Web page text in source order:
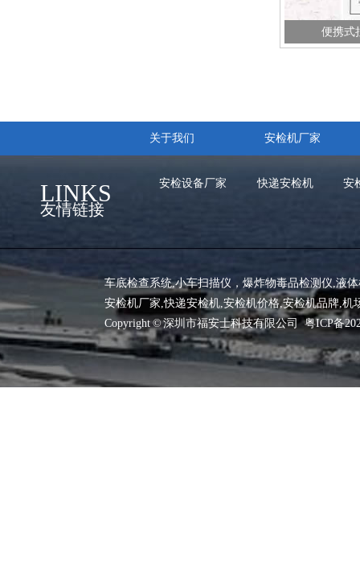
便携式
关于我们 安检机厂家
LINKS
友情链接
安检设备厂家 快递安检机 安
车底检查系统,小车扫描仪 ， 爆炸物毒品检测仪,液
安检机厂家,快递安检机,安检机价格,安检机品牌,
Copyright © 深圳市福安士科技有限公司粤ICP备